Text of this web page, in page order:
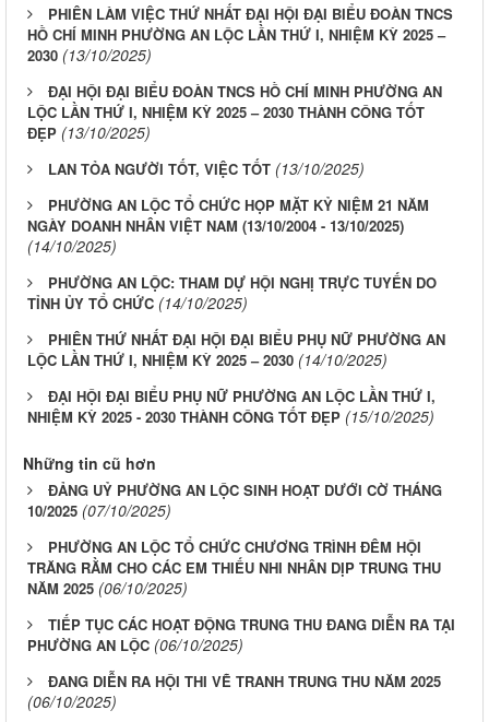
PHIÊN LÀM VIỆC THỨ NHẤT ĐẠI HỘI ĐẠI BIỂU ĐOÀN TNCS
HỒ CHÍ MINH PHƯỜNG AN LỘC LẦN THỨ I, NHIỆM KỲ 2025 –
2030 (13/10/2025)
ĐẠI HỘI ĐẠI BIỂU ĐOÀN TNCS HỒ CHÍ MINH PHƯỜNG AN
LỘC LẦN THỨ I, NHIỆM KỲ 2025 – 2030 THÀNH CÔNG TỐT
ĐẸP (13/10/2025)
LAN TỎA NGƯỜI TỐT, VIỆC TỐT (13/10/2025)
PHƯỜNG AN LỘC TỔ CHỨC HỌP MẶT KỶ NIỆM 21 NĂM
NGÀY DOANH NHÂN VIỆT NAM (13/10/2004 - 13/10/2025)
(14/10/2025)
PHƯỜNG AN LỘC: THAM DỰ HỘI NGHỊ TRỰC TUYẾN DO
TỈNH ỦY TỔ CHỨC (14/10/2025)
PHIÊN THỨ NHẤT ĐẠI HỘI ĐẠI BIỂU PHỤ NỮ PHƯỜNG AN
LỘC LẦN THỨ I, NHIỆM KỲ 2025 – 2030 (14/10/2025)
ĐẠI HỘI ĐẠI BIỂU PHỤ NỮ PHƯỜNG AN LỘC LẦN THỨ I,
NHIỆM KỲ 2025 - 2030 THÀNH CÔNG TỐT ĐẸP (15/10/2025)
Những tin cũ hơn
ĐẢNG UỶ PHƯỜNG AN LỘC SINH HOẠT DƯỚI CỜ THÁNG
10/2025 (07/10/2025)
PHƯỜNG AN LỘC TỔ CHỨC CHƯƠNG TRÌNH ĐÊM HỘI
TRĂNG RẰM CHO CÁC EM THIẾU NHI NHÂN DỊP TRUNG THU
NĂM 2025 (06/10/2025)
TIẾP TỤC CÁC HOẠT ĐỘNG TRUNG THU ĐANG DIỄN RA TẠI
PHƯỜNG AN LỘC (06/10/2025)
ĐANG DIỄN RA HỘI THI VẼ TRANH TRUNG THU NĂM 2025
(06/10/2025)